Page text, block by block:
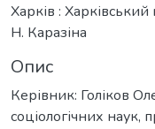
Харків : Харківський
Н. Каразіна
Опис
Керівник: Голіков
соціологічних наук,